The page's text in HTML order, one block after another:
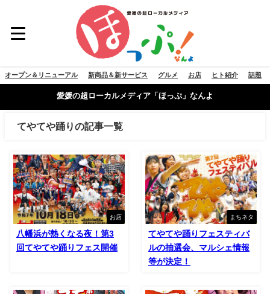
オープン＆リニューアル 新商品＆新サービス グルメ お店 ヒト紹介 話題
愛媛の超ローカルメディア「ほっぷ」なんよ
てやてや踊りの記事一覧
お店
八幡浜が熱くなる夜！第3
回てやてや踊りフェス開催
まちネタ
てやてや踊りフェスティバ
ルの抽選会、マルシェ情報
等が決定！